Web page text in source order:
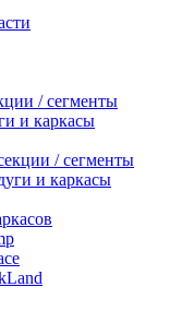
/ сегменты
и каркасы
/ сегменты
и каркасы